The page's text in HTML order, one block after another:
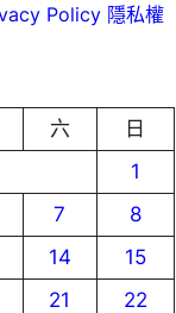
Policy 隱私權
六
日
1
7
8
14
15
21
22